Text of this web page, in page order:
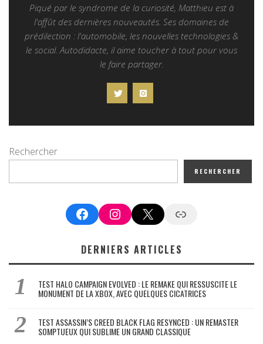
Piqué par le syndrome de la curiosité, Matthieu est à
l'affût des dernières nouveautés. Ses domaines de
prédilection : l'automobile, les nouvelles technologies &
le social. Autodidacte, il aime toucher à tout pour vous
le faire partager.
Rechercher
RECHERCHER
FacebookInstagram
X Google News
DERNIERS ARTICLES
TEST HALO CAMPAIGN EVOLVED : LE REMAKE QUI RESSUSCITE LE
MONUMENT DE LA XBOX, AVEC QUELQUES CICATRICES
TEST ASSASSIN’S CREED BLACK FLAG RESYNCED : UN REMASTER
SOMPTUEUX QUI SUBLIME UN GRAND CLASSIQUE